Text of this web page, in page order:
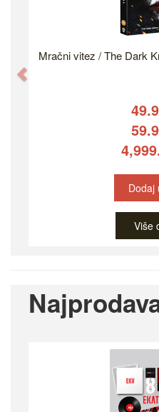
Mračni vitez / The Dark
Dodaj
Više